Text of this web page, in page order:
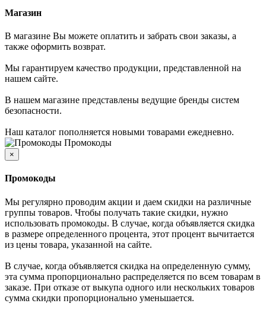
Магазин
В магазине Вы можете оплатить и забрать свои заказы, а
также оформить возврат.
Мы гарантируем качество продукции, представленной на
нашем сайте.
В нашем магазине представлены ведущие бренды систем
безопасности.
Наш каталог пополняется новыми товарами ежедневно.
Промокоды
×
Промокоды
Мы регулярно проводим акции и даем скидки на различные
группы товаров. Чтобы получать такие скидки, нужно
использовать промокоды. В случае, когда объявляется скидка
в размере определенного процента, этот процент вычитается
из цены товара, указанной на сайте.
В случае, когда объявляется скидка на определенную сумму,
эта сумма пропорционально распределяется по всем товарам в
заказе. При отказе от выкупа одного или нескольких товаров
сумма скидки пропорционально уменьшается.